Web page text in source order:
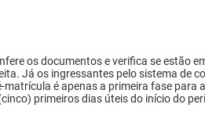
os documentos e verifica se estão
Já os ingressantes pelo sistema de
é apenas a primeira fase
primeiros dias úteis do início do